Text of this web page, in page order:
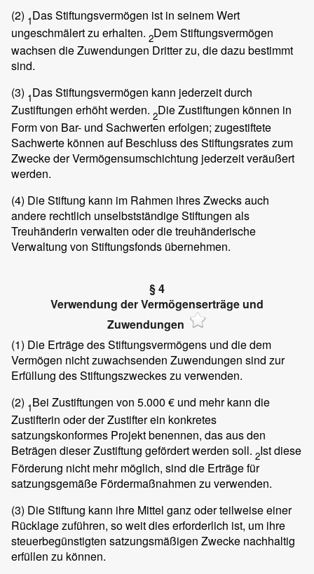
(2) 1Das Stiftungsvermögen ist in seinem Wert
ungeschmälert zu erhalten. 2Dem Stiftungsvermögen
wachsen die Zuwendungen Dritter zu, die dazu bestimmt
sind.
(3) 1Das Stiftungsvermögen kann jederzeit durch
Zustiftungen erhöht werden. 2Die Zustiftungen können in
Form von Bar- und Sachwerten erfolgen; zugestiftete
Sachwerte können auf Beschluss des Stiftungsrates zum
Zwecke der Vermögensumschichtung jederzeit veräußert
werden.
(4) Die Stiftung kann im Rahmen ihres Zwecks auch
andere rechtlich unselbstständige Stiftungen als
Treuhänderin verwalten oder die treuhänderische
Verwaltung von Stiftungsfonds übernehmen.
§ 4
Verwendung der Vermögenserträge und
Zuwendungen
(1) Die Erträge des Stiftungsvermögens und die dem
Vermögen nicht zuwachsenden Zuwendungen sind zur
Erfüllung des Stiftungszweckes zu verwenden.
(2) 1Bei Zustiftungen von 5.000 € und mehr kann die
Zustifterin oder der Zustifter ein konkretes
satzungskonformes Projekt benennen, das aus den
Beträgen dieser Zustiftung gefördert werden soll. 2Ist diese
Förderung nicht mehr möglich, sind die Erträge für
satzungsgemäße Fördermaßnahmen zu verwenden.
(3) Die Stiftung kann ihre Mittel ganz oder teilweise einer
Rücklage zuführen, so weit dies erforderlich ist, um ihre
steuerbegünstigten satzungsmäßigen Zwecke nachhaltig
erfüllen zu können.